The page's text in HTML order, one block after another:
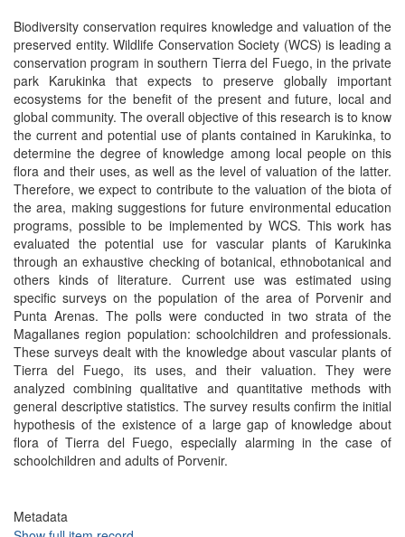
Biodiversity conservation requires knowledge and valuation of the
preserved entity. Wildlife Conservation Society (WCS) is leading a
conservation program in southern Tierra del Fuego, in the private
park Karukinka that expects to preserve globally important
ecosystems for the benefit of the present and future, local and
global community. The overall objective of this research is to know
the current and potential use of plants contained in Karukinka, to
determine the degree of knowledge among local people on this
flora and their uses, as well as the level of valuation of the latter.
Therefore, we expect to contribute to the valuation of the biota of
the area, making suggestions for future environmental education
programs, possible to be implemented by WCS. This work has
evaluated the potential use for vascular plants of Karukinka
through an exhaustive checking of botanical, ethnobotanical and
others kinds of literature. Current use was estimated using
specific surveys on the population of the area of Porvenir and
Punta Arenas. The polls were conducted in two strata of the
Magallanes region population: schoolchildren and professionals.
These surveys dealt with the knowledge about vascular plants of
Tierra del Fuego, its uses, and their valuation. They were
analyzed combining qualitative and quantitative methods with
general descriptive statistics. The survey results confirm the initial
hypothesis of the existence of a large gap of knowledge about
flora of Tierra del Fuego, especially alarming in the case of
schoolchildren and adults of Porvenir.
Metadata